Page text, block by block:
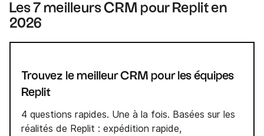
Les 7 meilleurs CRM pour Replit en
2026
Trouvez le meilleur CRM pour les équipes
Replit
4 questions rapides. Une à la fois. Basées sur les
réalités de Replit : expédition rapide,